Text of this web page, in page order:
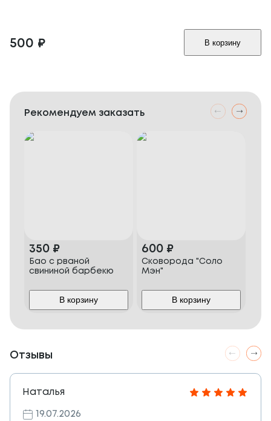
500 ₽ В корзину
Рекомендуем заказать
350 ₽
Бао с рваной
свининой барбекю
В корзину
600 ₽
Сковорода "Соло
Мэн"
В корзину
Отзывы
Наталья
19.07.2026